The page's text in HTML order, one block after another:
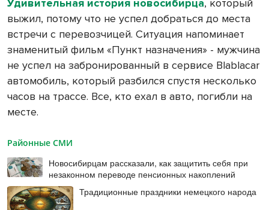
Удивительная история новосибирца, который
выжил, потому что не успел добраться до места
встречи с перевозчицей. Ситуация напоминает
знаменитый фильм «Пункт назначения» - мужчина
не успел на забронированный в сервисе Вlablacar
автомобиль, который разбился спустя несколько
часов на трассе. Все, кто ехал в авто, погибли на
месте.
Районные СМИ
Новосибирцам рассказали, как защитить себя при
незаконном переводе пенсионных накоплений
Традиционные праздники немецкого народа